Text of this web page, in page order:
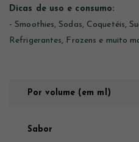
Dicas de uso e consumo:
- Smoothies, Sodas, Coquetéis,
Refrigerantes, Frozens e muito
Por volume (em ml)
Sabor